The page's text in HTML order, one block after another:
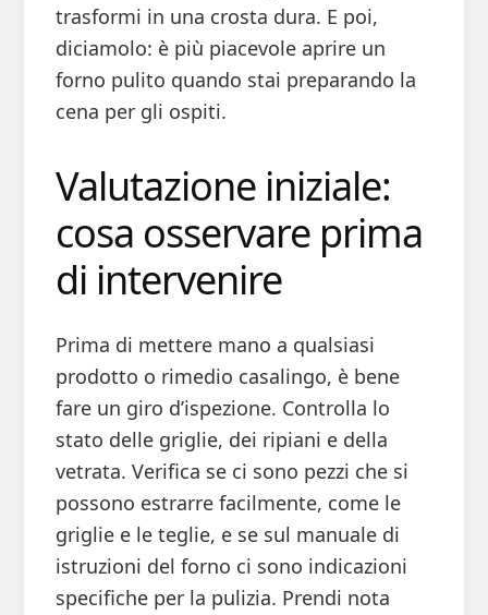
trasformi in una crosta dura. E poi,
diciamolo: è più piacevole aprire un
forno pulito quando stai preparando la
cena per gli ospiti.
Valutazione iniziale:
cosa osservare prima
di intervenire
Prima di mettere mano a qualsiasi
prodotto o rimedio casalingo, è bene
fare un giro d’ispezione. Controlla lo
stato delle griglie, dei ripiani e della
vetrata. Verifica se ci sono pezzi che si
possono estrarre facilmente, come le
griglie e le teglie, e se sul manuale di
istruzioni del forno ci sono indicazioni
specifiche per la pulizia. Prendi nota